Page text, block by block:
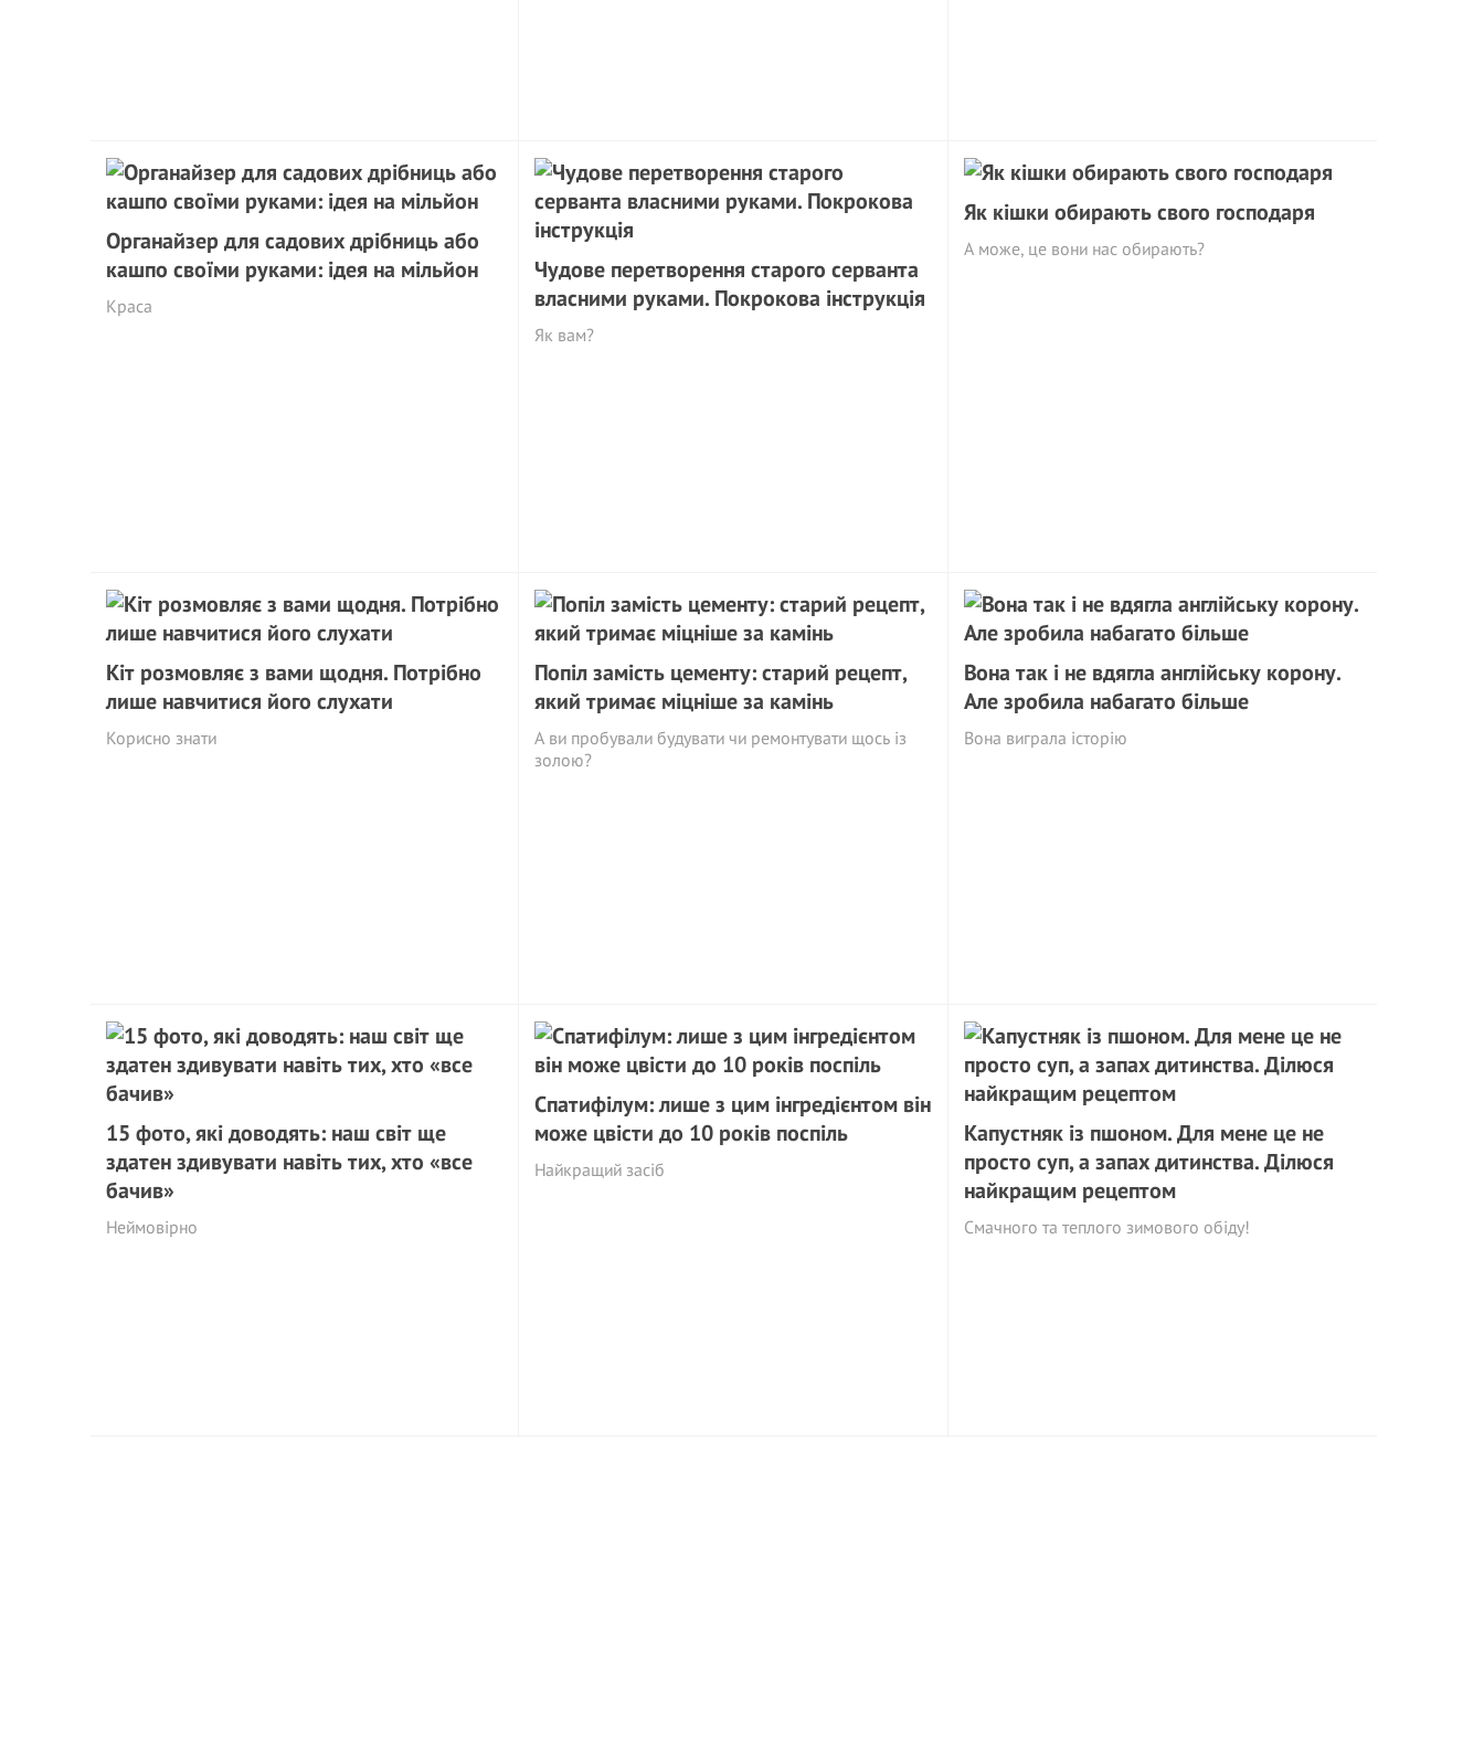
Органайзер для садових дрібниць або
кашпо своїми руками: ідея на мільйон
Краса
Чудове перетворення старого серванта
власними руками. Покрокова інструкція
Як вам?
Як кішки обирають свого господаря
А може, це вони нас обирають?
Кіт розмовляє з вами щодня. Потрібно
лише навчитися його слухати
Корисно знати
Попіл замість цементу: старий рецепт,
який тримає міцніше за камінь
А ви пробували будувати чи ремонтувати щось із
золою?
Вона так і не вдягла англійську корону.
Але зробила набагато більше
Вона виграла історію
15 фото, які доводять: наш світ ще
здатен здивувати навіть тих, хто «все
бачив»
Неймовірно
Спатифілум: лише з цим інгредієнтом він
може цвісти до 10 років поспіль
Найкращий засіб
Капустняк із пшоном. Для мене це не
просто суп, а запах дитинства. Ділюся
найкращим рецептом
Смачного та теплого зимового обіду!